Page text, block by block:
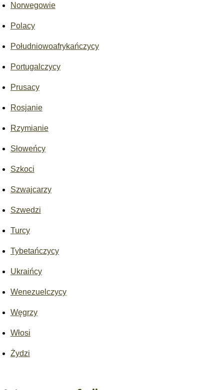
Norwegowie
Polacy
Południowoafrykańczycy
Portugalczycy
Prusacy
Rosjanie
Rzymianie
Słoweńcy
Szkoci
Szwajcarzy
Szwedzi
Turcy
Tybetańczycy
Ukraińcy
Wenezuelczycy
Węgrzy
Włosi
Żydzi